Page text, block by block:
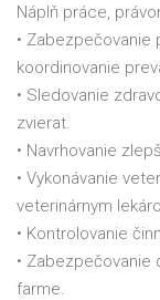
Náplň práce,
• Zabezpečovanie
koordinovanie
• Sledovanie
zvierat.
• Navrhovanie
• Vykonávanie
veterinárnym
• Kontrolovanie
•
farme.